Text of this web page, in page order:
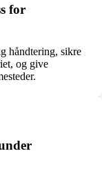
for
håndtering, sikre
og give